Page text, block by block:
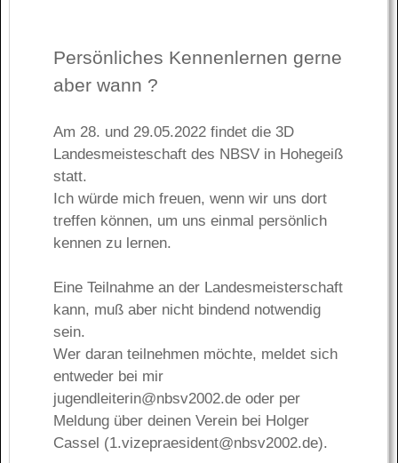
Persönliches Kennenlernen gerne
aber wann ?
Am 28. und 29.05.2022 findet die 3D
Landesmeisteschaft des NBSV in Hohegeiß
statt.
Ich würde mich freuen, wenn wir uns dort
treffen können, um uns einmal persönlich
kennen zu lernen.
Eine Teilnahme an der Landesmeisterschaft
kann, muß aber nicht bindend notwendig
sein.
Wer daran teilnehmen möchte, meldet sich
entweder bei mir
jugendleiterin@nbsv2002.deoder per
Meldung über deinen Verein bei Holger
Cassel (1.vizepraesident@nbsv2002.de).